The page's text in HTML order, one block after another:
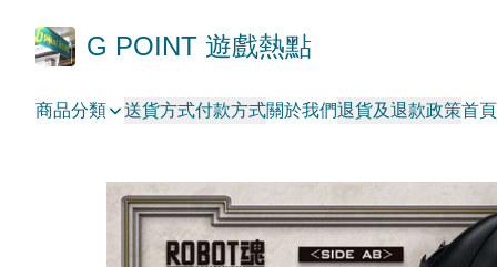
G POINT 遊戲熱點
商品分類 送貨方式付款方式關於我們退貨及退款政策首頁